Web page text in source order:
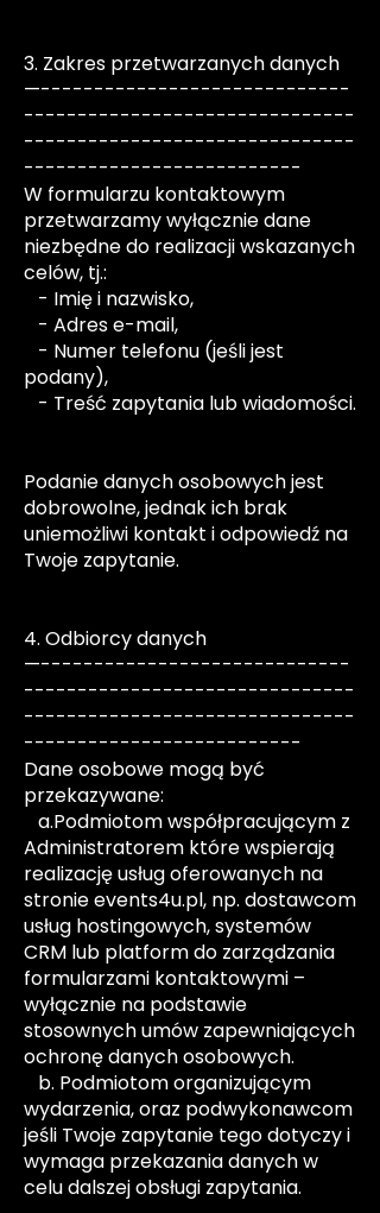
3. Zakres przetwarzanych danych
—-----------------------------
-------------------------------
-------------------------------
--------------------------
W formularzu kontaktowym
przetwarzamy wyłącznie dane
niezbędne do realizacji wskazanych
celów, tj.:
- Imię i nazwisko,
- Adres e-mail,
- Numer telefonu (jeśli jest
podany),
- Treść zapytania lub wiadomości.
Podanie danych osobowych jest
dobrowolne, jednak ich brak
uniemożliwi kontakt i odpowiedź na
Twoje zapytanie.
4. Odbiorcy danych
—-----------------------------
-------------------------------
-------------------------------
--------------------------
Dane osobowe mogą być
przekazywane:
a.Podmiotom współpracującym z
Administratorem które wspierają
realizację usług oferowanych na
stronie events4u.pl, np. dostawcom
usług hostingowych, systemów
CRM lub platform do zarządzania
formularzami kontaktowymi –
wyłącznie na podstawie
stosownych umów zapewniających
ochronę danych osobowych.
b. Podmiotom organizującym
wydarzenia, oraz podwykonawcom
jeśli Twoje zapytanie tego dotyczy i
wymaga przekazania danych w
celu dalszej obsługi zapytania.